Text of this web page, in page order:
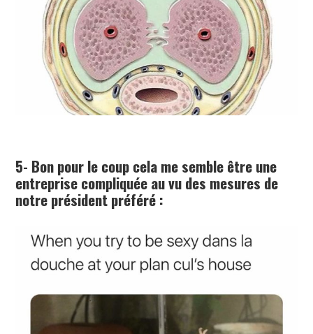
5- Bon pour le coup cela me semble être une
entreprise compliquée au vu des mesures de
notre président préféré :